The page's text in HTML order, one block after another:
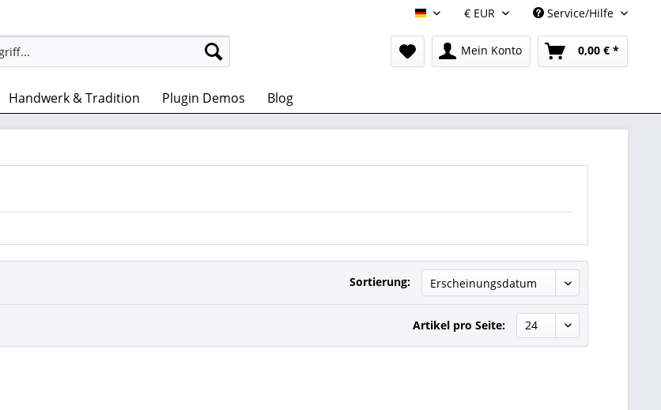
DE Service/Hilfe
Mein Konto 0,00 € *
Handwerk & Tradition Plugin Demos Blog
Sortierung:
Artikel pro Seite: